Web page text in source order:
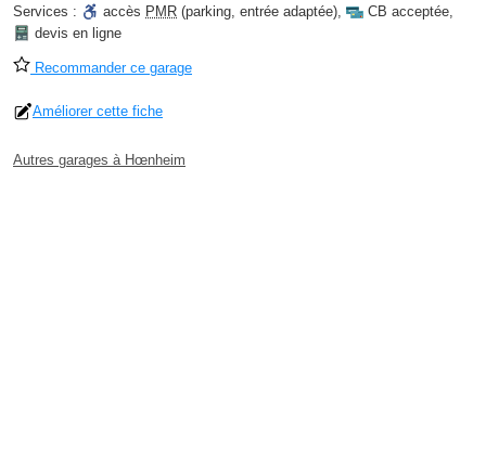
Services :
accès PMR (parking, entrée adaptée), CB acceptée,
devis en ligne
Recommander ce garage
Améliorer cette fiche
Autres garages à Hœnheim